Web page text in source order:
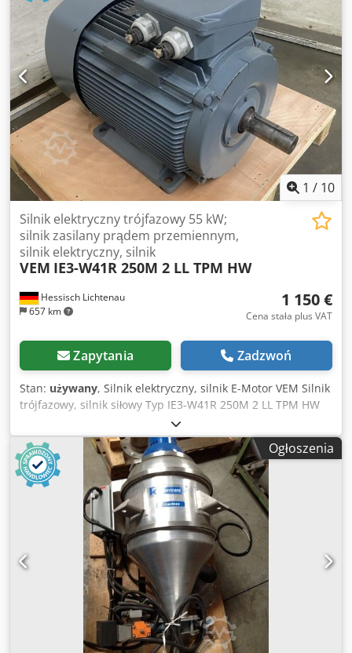
1 / 10
Hessisch Lichtenau
657 km
Silnik elektryczny trójfazowy 55 kW;
silnik zasilany prądem przemiennym,
silnik elektryczny, silnik
VEM IE3-W41R 250M 2 LL TPM HW
1 150 €
Cena stała plus VAT
Zapytania Zadzwoń
Stan: używany, Silnik elektryczny, silnik E-Motor VEM Silnik
trójfazowy, silnik siłowy Typ IE3-W41R 250M 2 LL TPM HW
Wykonanie B3 Wielkość mechaniczna 250M Moc silnika 55
kW Prędkość obrotowa silnika 2970 obr./min. Pobór prądu
92 A Napięcie zasilania 400 V, 50 Hz Cjdpfxoxuk Ile Ad Sjrf
Średnica wału Ø 60 mm Długość czopa wału 155 mm
Szerokość wpustu w wale 18 mm - Silnik na stopach z 4
otworami mocującymi Ø 24 mm, rozstaw otworów 400 x
350 mm Długość korpusu silnika bez wału 780 mm Długość
korpusu silnika z wałem 930 mm Gabaryty L x S x W 730 x
400 x 520 mm Masa własna: 510 kg stan dobry
Ogłoszenia